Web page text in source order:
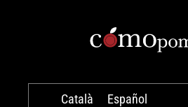
Català Español